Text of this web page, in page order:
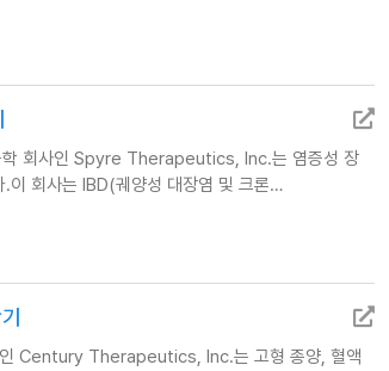
회사인 Spyre Therapeutics, Inc.는 염증성 장
.이 회사는 IBD(궤양성 대장염 및 크론…
Century Therapeutics, Inc.는 고형 종양, 혈액